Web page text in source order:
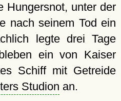
Hungersnot, unter der
nach seinem Tod ein
legte drei Tage
ein von Kaiser
Schiff mit Getreide
Studion an.